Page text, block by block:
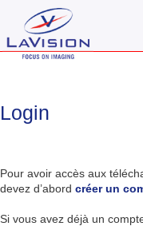
Login
Pour avoir accès aux
devez d’abord créer un
Si vous avez déjà un